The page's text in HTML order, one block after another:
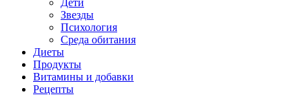
Дети
Звезды
Психология
Среда обитания
Диеты
Продукты
Витамины и добавки
Рецепты